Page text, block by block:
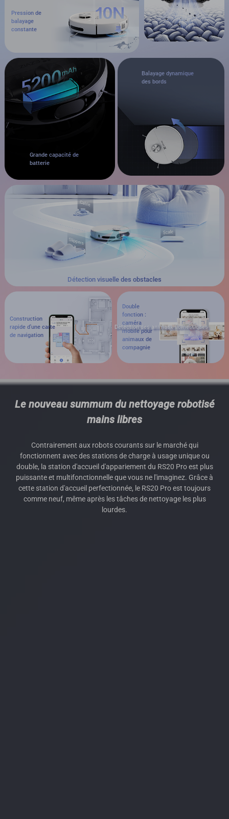
Pression de
balayage
constante
Grande capacité de
batterie
Balayage dynamique
des bords
Détection visuelle des obstacles
Construction
rapide d'une carte
de navigation
Double
fonction :
caméra
mobile pour
animaux de
compagnie
Détection des animaux domestiques
Le nouveau summum du nettoyage robotisé
mains libres
Contrairement aux robots courants sur le marché qui
fonctionnent avec des stations de charge à usage unique ou
double, la station d'accueil d'appariement du RS20 Pro est plus
puissante et multifonctionnelle que vous ne l'imaginez. Grâce à
cette station d'accueil perfectionnée, le RS20 Pro est toujours
comme neuf, même après les tâches de nettoyage les plus
lourdes.